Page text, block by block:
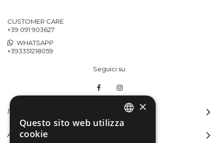
CUSTOMER CARE
+39 091 903627
WHATSAPP
+393351218059
Seguici su
INFORMAZIONI
ACCOUNT
×
Questo sito web utilizza
cookie